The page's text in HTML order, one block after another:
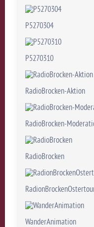
P5270304
P5270310
RadioBrocken-Aktion
RadioBrocken-
RadioBrocken
WanderAnimation